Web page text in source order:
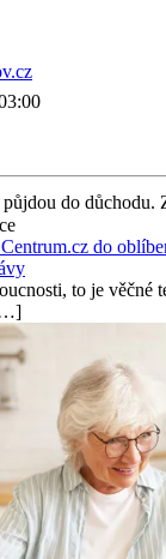
do důchodu.
do
to je věčné